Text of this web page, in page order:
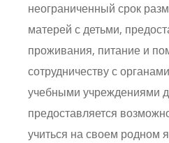
неограниченный срок
матерей с детьми,
проживания, питание и
сотрудничеству с
учебными учреждениями
предоставляется
учиться на своем родном